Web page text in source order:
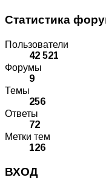
Статистика
Пользователи
42 521
Форумы
9
Темы
256
Ответы
72
Метки тем
126
ВХОД